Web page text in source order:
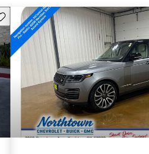
este Aviso